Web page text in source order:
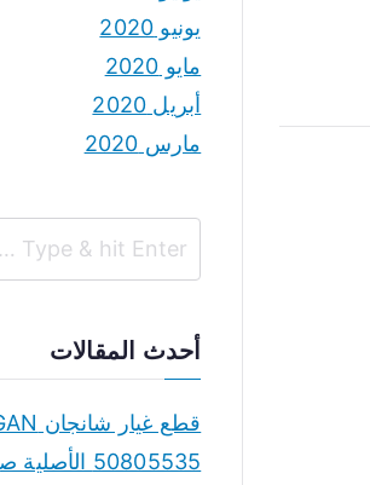
يونيو 2020
مايو 2020
أبريل 2020
مارس 2020
أحدث المقالات
50805535 الأصلية صيانة فورية